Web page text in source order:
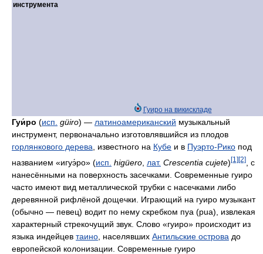
инструмента
Гуиро на викискладе
Гуи́ро (исп. güiro) — латиноамериканский музыкальный
инструмент, первоначально изготовлявшийся из плодов
горлянкового дерева , известного на Кубе и в Пуэрто-Рико под
названием «игуэ́ро» (исп. higüero лат. Crescentia cujete)[1][2]
, с
нанесёнными на поверхность засечками. Современные гуиро
часто имеют вид металлической трубки с насечками либо
деревянной рифлёной дощечки. Играющий на гуиро музыкант
(обычно — певец) водит по нему скребком пуа (pua), извлекая
характерный стрекочущий звук. Слово «гуиро» происходит из
языка индейцев таино , населявших Антильские острова до
европейской колонизации. Современные гуиро